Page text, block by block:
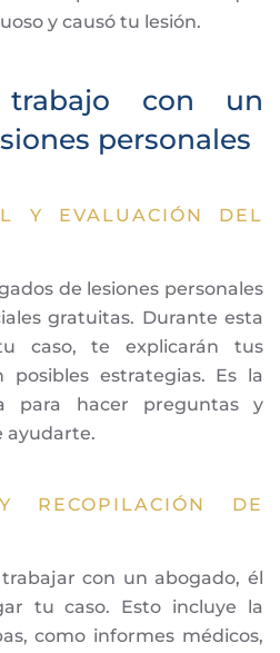
y causó tu lesión.
trabajo con un
personales
Y EVALUACIÓN DEL
de lesiones personales
gratuitas. Durante esta
caso, te explicarán tus
posibles estrategias. Es la
para hacer preguntas y
ayudarte.
RECOPILACIÓN DE
con un abogado, él
tu caso. Esto incluye la
como informes médicos,